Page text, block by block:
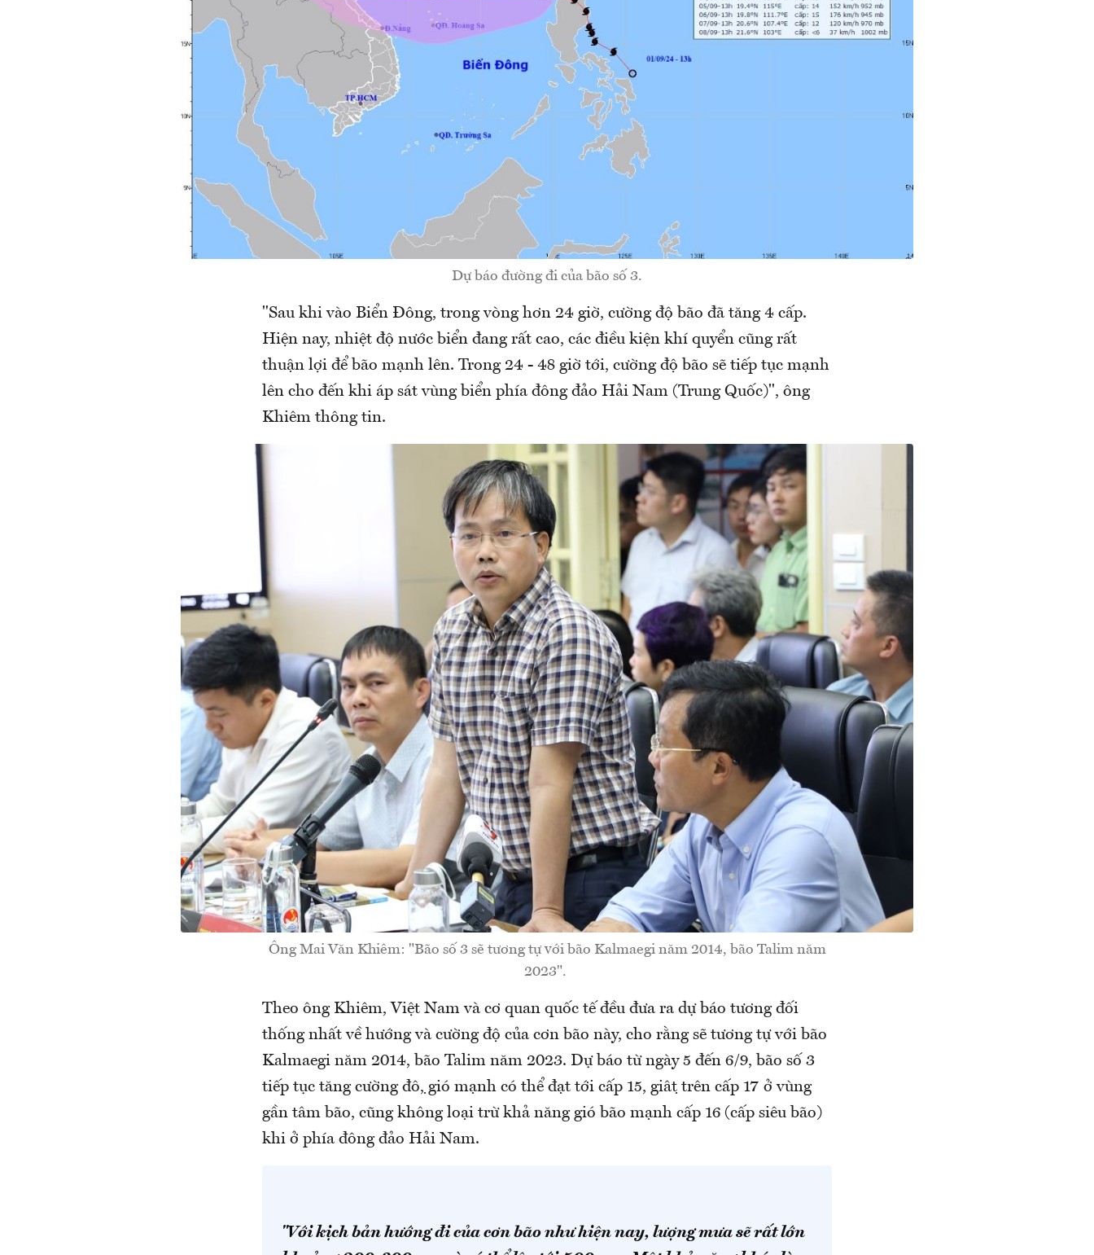
Dự báo đường đi của bão số 3.
"Sau khi vào Biển Đông, trong vòng hơn 24 giờ, cường độ bão đã tăng 4 cấp.
Hiện nay, nhiệt độ nước biển đang rất cao, các điều kiện khí quyển cũng rất
thuận lợi để bão mạnh lên. Trong 24 - 48 giờ tới, cường độ bão sẽ tiếp tục mạnh
lên cho đến khi áp sát vùng biển phía đông đảo Hải Nam (Trung Quốc)", ông
Khiêm thông tin.
Ông Mai Văn Khiêm: "Bão số 3 sẽ tương tự với bão Kalmaegi năm 2014, bão Talim năm
2023".
Theo ông Khiêm, Việt Nam và cơ quan quốc tế đều đưa ra dự báo tương đối
thống nhất về hướng và cường độ của cơn bão này, cho rằng sẽ tương tự với bão
Kalmaegi năm 2014, bão Talim năm 2023. Dự báo từ ngày 5 đến 6/9, bão số 3
tiếp tục tăng cường độ, gió mạnh có thể đạt tới cấp 15, giật trên cấp 17 ở vùng
gần tâm bão, cũng không loại trừ khả năng gió bão mạnh cấp 16 (cấp siêu bão)
khi ở phía đông đảo Hải Nam.
"Với kịch bản hướng đi của cơn bão như hiện nay, lượng mưa sẽ rất lớn